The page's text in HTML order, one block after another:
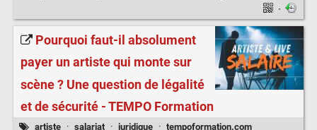
·
Pourquoi faut-il absolument
payer un artiste qui monte sur
scène ? Une question de légalité
et de sécurité - TEMPO Formation
artiste · salariat · juridique · tempoformation.com